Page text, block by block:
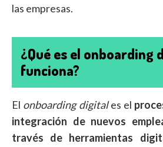
las empresas.
¿Qué es el onboarding
funciona?
El onboarding digitales el
integración de nuevos
través de herramientas